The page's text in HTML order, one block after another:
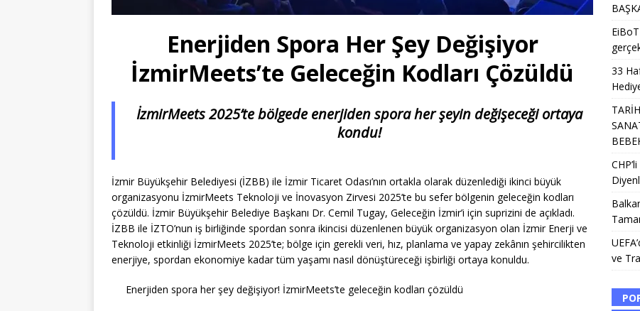
Enerjiden Spora Her Şey Değişiyor
İzmirMeets’te Geleceğin Kodları Çözüldü
İzmirMeets 2025’te bölgede enerjiden spora her şeyin değişeceği ortaya
kondu!
İzmir Büyükşehir Belediyesi (İZBB) ile İzmir Ticaret Odası’nın ortakla olarak düzenlediği ikinci büyük
organizasyonu İzmirMeets Teknoloji ve İnovasyon Zirvesi 2025’te bu sefer bölgenin geleceğin kodları
çözüldü. İzmir Büyükşehir Belediye Başkanı Dr. Cemil Tugay, Geleceğin İzmir’i için suprizini de açıkladı.
İZBB ile İZTO’nun iş birliğinde spordan sonra ikincisi düzenlenen büyük organizasyon olan İzmir Enerji ve
Teknoloji etkinliği İzmirMeets 2025’te; bölge için gerekli veri, hız, planlama ve yapay zekânın şehircilikten
enerjiye, spordan ekonomiye kadar tüm yaşamı nasıl dönüştüreceği işbirliği ortaya konuldu.
Enerjiden spora her şey değişiyor! İzmirMeets’te geleceğin kodları çözüldü
33
ve